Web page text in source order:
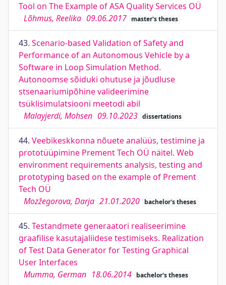
Tool on The Example of ASA Quality Services OÜ
Lõhmus, Reelika 09.06.2017 master's theses
43. Scenario-based Validation of Safety and
Performance of an Autonomous Vehicle by a
Software in Loop Simulation Method.
Autonoomse sõiduki ohutuse ja jõudluse
stsenaariumipõhine valideerimine
tsüklisimulatsiooni meetodi abil
Malayjerdi, Mohsen 09.10.2023 dissertations
44. Veebikeskkonna nõuete analüüs, testimine ja
prototüüpimine Prement Tech OÜ näitel. Web
environment requirements analysis, testing and
prototyping based on the example of Prement
Tech OÜ
Mozžegorova, Darja 21.01.2020 bachelor's theses
45. Testandmete generaatori realiseerimine
graafilise kasutajaliidese testimiseks. Realization
of Test Data Generator for Testing Graphical
User Interfaces
Mumma, German 18.06.2014 bachelor's theses